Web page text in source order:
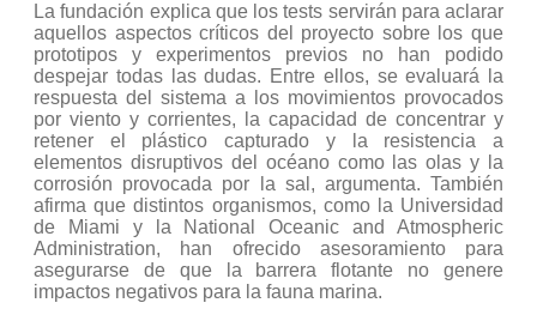
La fundación explica que los tests servirán para aclarar
aquellos aspectos críticos del proyecto sobre los que
prototipos y experimentos previos no han podido
despejar todas las dudas. Entre ellos, se evaluará la
respuesta del sistema a los movimientos provocados
por viento y corrientes, la capacidad de concentrar y
retener el plástico capturado y la resistencia a
elementos disruptivos del océano como las olas y la
corrosión provocada por la sal, argumenta. También
afirma que distintos organismos, como la Universidad
de Miami y la National Oceanic and Atmospheric
Administration, han ofrecido asesoramiento para
asegurarse de que la barrera flotante no genere
impactos negativos para la fauna marina.